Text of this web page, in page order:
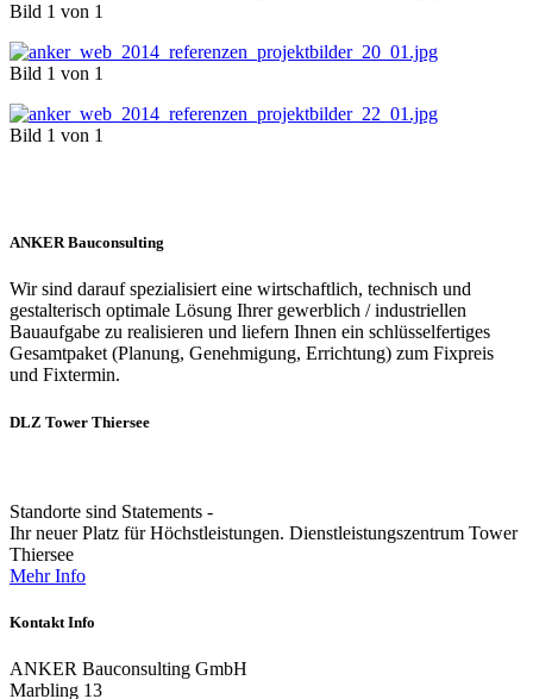
Bild 1 von 1
Bild 1 von 1
Bild 1 von 1
ANKER Bauconsulting
Wir sind darauf spezialisiert eine wirtschaftlich, technisch und
gestalterisch optimale Lösung Ihrer gewerblich / industriellen
Bauaufgabe zu realisieren und liefern Ihnen ein schlüsselfertiges
Gesamtpaket (Planung, Genehmigung, Errichtung) zum Fixpreis
und Fixtermin.
DLZ Tower Thiersee
Standorte sind Statements -
Ihr neuer Platz für Höchstleistungen. Dienstleistungszentrum Tower
Thiersee
Mehr Info
Kontakt Info
ANKER Bauconsulting GmbH
Marbling 13